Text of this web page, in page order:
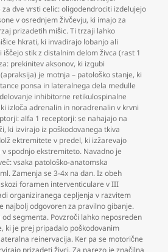
dve vrsti celic: oligodendrociti izdelujejo
v osrednjem živčevju, ki imajo za
prizadetih mišic. Ti trzaji lahko
hkrati, ki invadirajo lobanjo ali
iščejo stik z distalnim delom živca (rast 1
prekinitev aksonov, ki izgubi
je motnja – patološko stanje, ki
ponsa in lateralnega dela medulle
inhibitorne retikulospinalne
ki izloča adrenalin in noradrenalin v krvni
alfa 1 receptorji: se nahajajo na
, ki izvirajo iz poškodovanega tkiva
ektremitete v predel, ki izžarevajo
spodnjo ekstremiteto. Navadno je
vsaka patološko-anatomska
Zamenja se 3-4x na dan. Iz obeh
foramen interventiculare v III
organiziranega cepljenja v razvitem
najbolj odgovoren za pravilno gibanje.
od segmenta. Povzroči lahko neposreden
, ki je prej pripadalo poškodovanim
reinervacija. Ker pa se motorične
prizadeti živci. Za parezo je značilna